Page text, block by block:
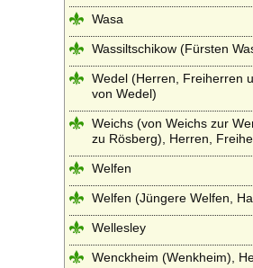
Wasa
Wassiltschikow (Fürsten
Wedel (Herren, Freiherren
von Wedel)
Weichs (von Weichs zur
zu Rösberg), Herren,
Welfen
Welfen (Jüngere Welfen,
Wellesley
Wenckheim (Wenkheim),